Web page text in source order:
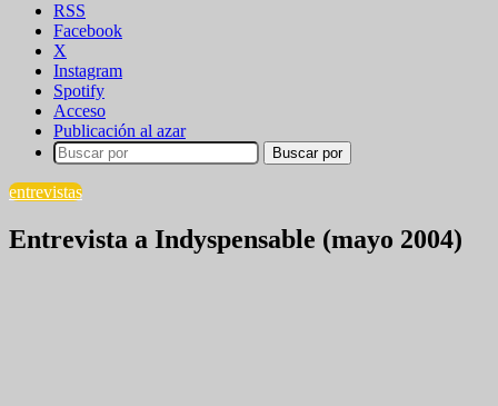
RSS
Facebook
X
Instagram
Spotify
Acceso
Publicación al azar
Buscar por
entrevistas
Entrevista a Indyspensable (mayo 2004)